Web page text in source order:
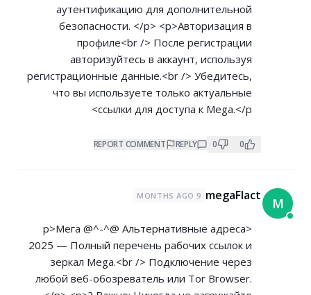
аутентификацию для дополнительной
безопасности. </p> <p>Авторизация в
профиле<br /> После регистрации
авторизуйтесь в аккаунт, используя
регистрационные данные.<br /> Убедитесь,
что вы используете только актуальные
ссылки для доступа к Mega.</p>
0
0
REPLY
REPORT COMMENT
M
megaFlact
9 MONTHS AGO
<p>Мега @^-^@ Альтернативные адреса
2025 — Полный перечень рабочих ссылок и
зеркал Mega.<br /> Подключение через
любой веб-обозреватель или Tor Browser.